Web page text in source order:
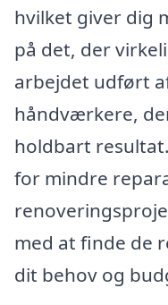
hvilket giver dig
på det, der
arbejdet udført
håndværkere,
holdbart
for mindre
med at finde de
dit behov og